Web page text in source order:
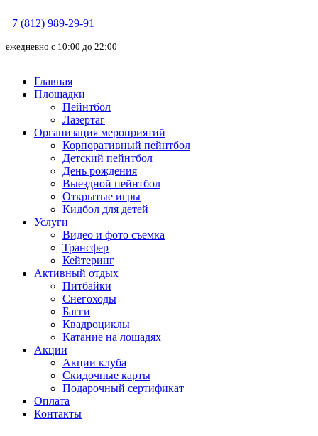
+7 (812) 989-29-91
ежедневно с 10:00 до 22:00
Главная
Площадки
Пейнтбол
Лазертаг
Организация мероприятий
Корпоративный пейнтбол
Детский пейнтбол
День рождения
Выездной пейнтбол
Открытые игры
Кидбол для детей
Услуги
Видео и фото съемка
Трансфер
Кейтеринг
Активный отдых
Питбайки
Снегоходы
Багги
Квадроциклы
Катание на лошадях
Акции
Акции клуба
Скидочные карты
Подарочный сертификат
Оплата
Контакты